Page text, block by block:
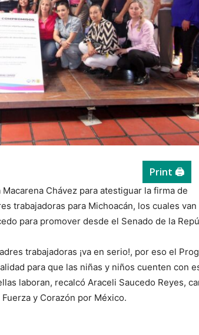
Print 🖨
Chávez para atestiguar la firma de
trabajadoras para Michoacán, los cuales van
para promover desde el Senado de la
trabajadoras ¡va en serio!, por eso el
para que las niñas y niños cuenten con
laboran, recalcó Araceli Saucedo Reyes,
y Corazón por México.